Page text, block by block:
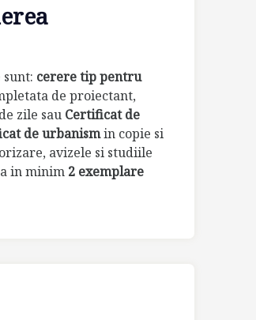
cerere tip pentru
de proiectant,
zile sau Certificat de
de urbanismin copie si
avizele si studiile
in minim 2 exemplare